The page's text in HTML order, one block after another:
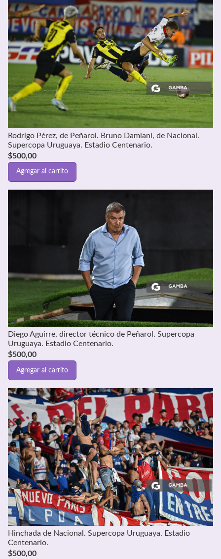
Rodrigo Pérez, de Peñarol. Bruno Damiani, de Nacional.
Supercopa Uruguaya. Estadio Centenario.
$500,00
Agregar al carrito
Diego Aguirre, director técnico de Peñarol. Supercopa
Uruguaya. Estadio Centenario.
$500,00
Agregar al carrito
Hinchada de Nacional. Supercopa Uruguaya. Estadio
Centenario.
$500,00